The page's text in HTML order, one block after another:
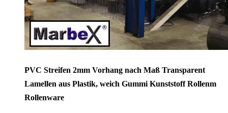
PVC Streifen 2mm Vorhang nach Maß Transparent
Lamellen aus Plastik, weich Gummi Kunststoff Rollenm
Rollenware